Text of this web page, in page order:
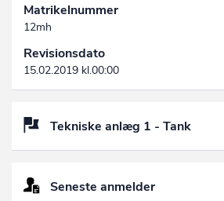
Matrikelnummer
12mh
Revisionsdato
15.02.2019 kl.00:00
Tekniske anlæg 1 - Tank
Seneste anmelder